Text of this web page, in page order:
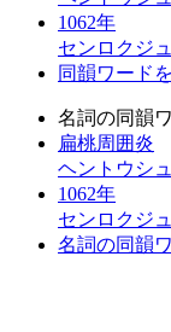
1062年
センロクジ
同韻ワード
名詞の同韻
扁桃周囲炎
ヘントウシ
1062年
センロクジ
名詞の同韻